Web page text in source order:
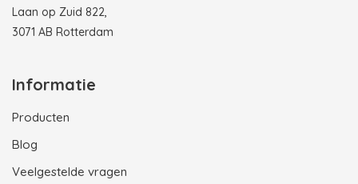
Laan op Zuid 822,
3071 AB Rotterdam
Informatie
Producten
Blog
Veelgestelde vragen